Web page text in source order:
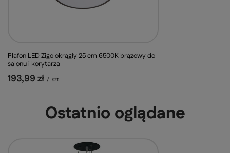
Plafon LED Zigo okrągły 25 cm 6500K brązowy do
salonu i korytarza
193,99 zł / szt.
Ostatnio oglądane